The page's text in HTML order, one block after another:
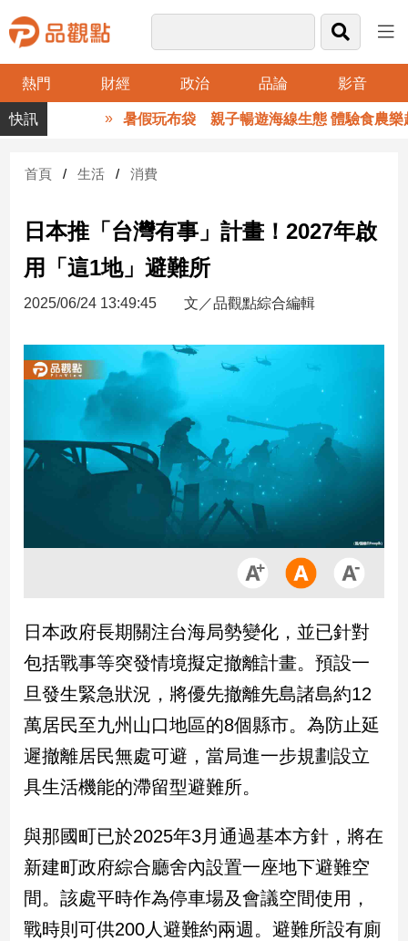
熱門 財經 政治 品論 影音
品
觀
財
台
財
新
產
經/
房
地
品
政
治
政
治
焦
觀
民
調
國
會
點
暑假玩布袋 親子暢遊海線生態 體驗食農樂趣
首頁 生活 消費
日本推「台灣有事」計畫！2027年啟
用「這1地」避難所
2025/06/24 13:49:45 文／品觀點綜合編輯
日本政府長期關注台海局勢變化，並已針對
包括戰事等突發情境擬定撤離計畫。預設一
旦發生緊急狀況，將優先撤離先島諸島約12
萬居民至九州山口地區的8個縣市。為防止延
遲撤離居民無處可避，當局進一步規劃設立
具生活機能的滯留型避難所。
與那國町已於2025年3月通過基本方針，將在
新建町政府綜合廳舍內設置一座地下避難空
間。該處平時作為停車場及會議空間使用，
戰時則可供200人避難約兩週。避難所設有廁